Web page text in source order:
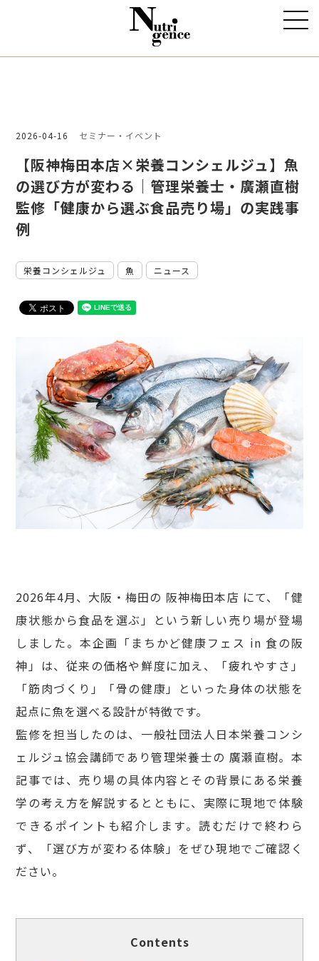
2026-04-16 セミナー・イベント
【阪神梅田本店×栄養コンシェルジュ】魚
の選び方が変わる｜管理栄養士・廣瀬直樹
監修「健康から選ぶ食品売り場」の実践事
例
栄養コンシェルジュ 魚 ニュース
2026年4月、大阪・梅田の 阪神梅田本店 にて、「健
康状態から食品を選ぶ」という新しい売り場が登場
しました。本企画「まちかど健康フェス in 食の阪
神」は、従来の価格や鮮度に加え、「疲れやすさ」
「筋肉づくり」「骨の健康」といった身体の状態を
起点に魚を選べる設計が特徴です。
監修を担当したのは、一般社団法人日本栄養コンシ
ェルジュ協会講師であり管理栄養士の 廣瀬直樹。本
記事では、売り場の具体内容とその背景にある栄養
学の考え方を解説するとともに、実際に現地で体験
できるポイントも紹介します。読むだけで終わら
ず、「選び方が変わる体験」をぜひ現地でご確認く
ださい。
Contents